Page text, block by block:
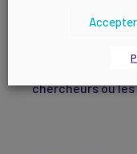
structures
d’intérêt général,
chercheurs ou